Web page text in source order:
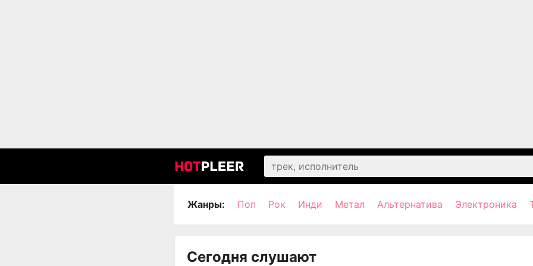
Жанры: Поп Рок Инди Метал Альтернатива Электроника
Сегодня слушают